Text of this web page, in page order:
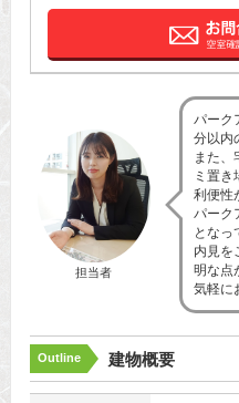
担当者
パーク
分以内
また、
ミ置き
利便性
パーク
となっ
内見を
明な点
気軽に
Outline 建物概要